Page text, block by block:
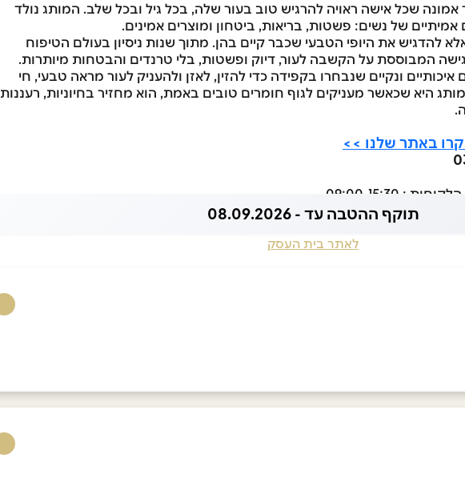
שכל אישה ראויה להרגיש טוב בעור שלה, בכל גיל ובכל שלב. המותג נולד
של נשים: פשטות, בריאות, ביטחון ומוצרים אמינים.
להדגיש את היופי הטבעי שכבר קיים בהן. מתוך שנות ניסיון בעולם הטיפוח
גישה המבוססת על הקשבה לעור, דיוק ופשטות, בלי טרנדים והבטחות מיותרות.
ונקיים שנבחרו בקפידה כדי להזין, לאזן ולהעניק לעור מראה טבעי, חי
היא שכאשר מעניקים לגוף חומרים טובים באמת, הוא מחזיר בחיוניות, רעננות
באתר שלנו >>
09:00-15:30
תוקף ההטבה עד - 08.09.2026
לאתר בית העסק